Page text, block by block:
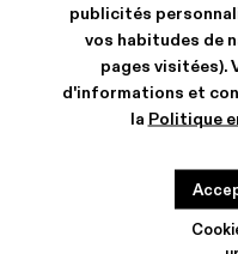
publicités
vos habitudes de
pages visitées).
d'informations et
la Politique